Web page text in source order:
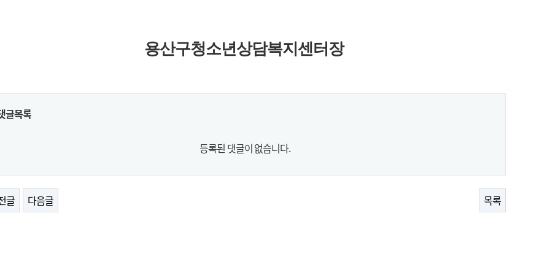
용산구청소년상담복지센터장
글목록
등록된 댓글이 없습니다.
글 다음글 목록